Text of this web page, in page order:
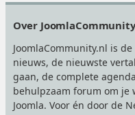
Over
JoomlaCommunity.nl is
nieuws, de nieuwste
gaan, de complete
behulpzaam forum om je
Joomla. Voor én door de